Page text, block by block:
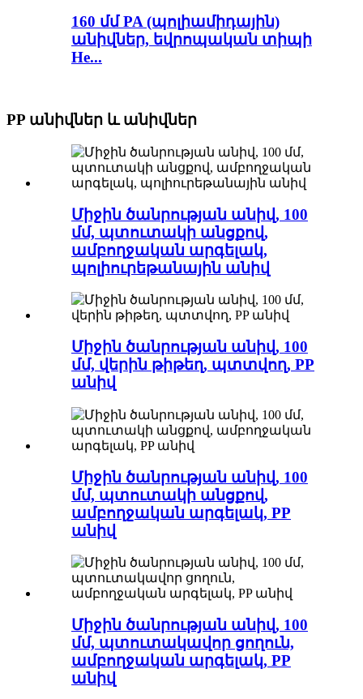
160 մմ PA (պոլիամիդային)
անիվներ, եվրոպական տիպի
He...
PP անիվներ և անիվներ
Միջին ծանրության անիվ, 100
մմ, պտուտակի անցքով,
ամբողջական արգելակ,
պոլիուրեթանային անիվ
Միջին ծանրության անիվ, 100
մմ, վերին թիթեղ, պտտվող, PP
անիվ
Միջին ծանրության անիվ, 100
մմ, պտուտակի անցքով,
ամբողջական արգելակ, PP
անիվ
Միջին ծանրության անիվ, 100
մմ, պտուտակավոր ցողուն,
ամբողջական արգելակ, PP
անիվ